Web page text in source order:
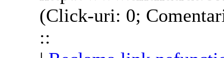
(Click-uri: 0;
::